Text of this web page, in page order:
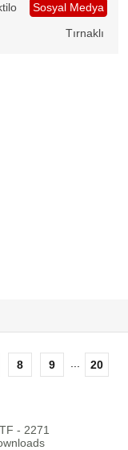
Sosyal Medya
Tırnaklı
8 9 20
- 2271